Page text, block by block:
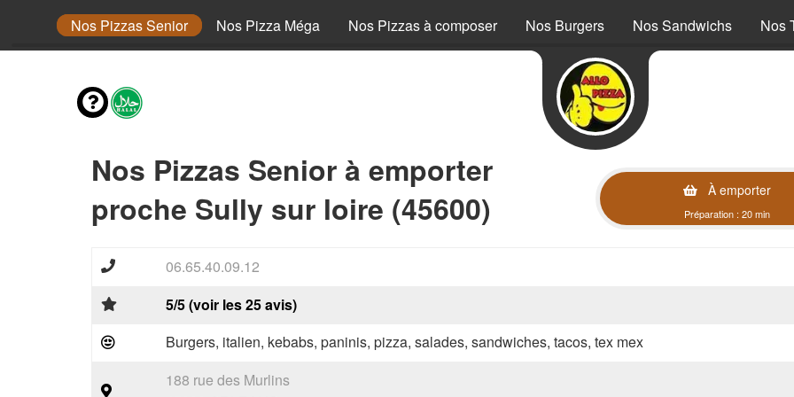
Nos Pizzas Senior Nos Pizza Méga Nos Pizzas à composer Nos Burgers Nos Sandwichs Nos
Nos Pizzas Senior à emporter
proche Sully sur loire (45600)
À emporter
Préparation : 20 min
06.65.40.09.12
5/5 (voir les 25 avis)
Burgers, italien, kebabs, paninis, pizza, salades, sandwiches, tacos, tex mex
188 rue des Murlins